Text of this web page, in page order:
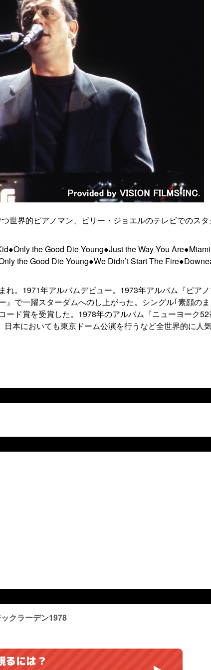
世界的ピアノマン、ビリー・ジョエルのテレビでのスタ
the Good Die Young●Just the Way You Are●Miami
the Good Die Young●We Didn’t Start The
。1971年アルバムデビュー。1973年アルバム『ピアノ
で一躍スターダムへのし上がった。シングル｢素顔の
ド賞を受賞した。1978年のアルバム『ニューヨーク52
本においても東京ドーム公演を行うなど全世界的に人
クラーデン1978